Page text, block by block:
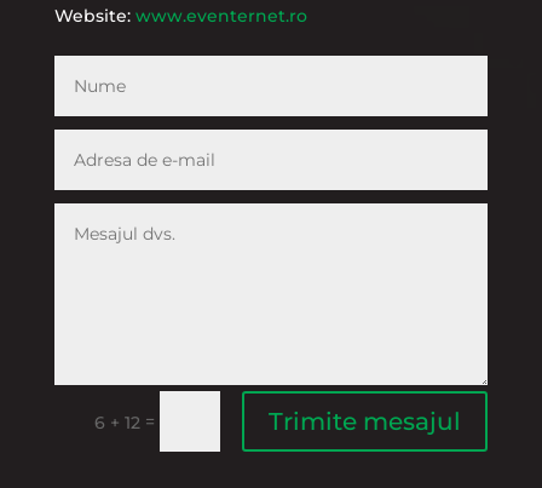
Website: www.eventernet.ro
6 + 12 = Trimite mesajul